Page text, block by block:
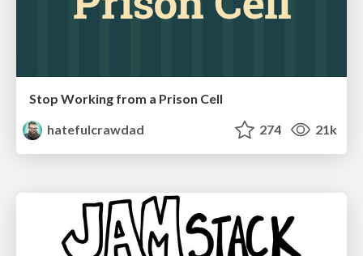
Stop Working from a Prison Cell
hatefulcrawdad
274 21k